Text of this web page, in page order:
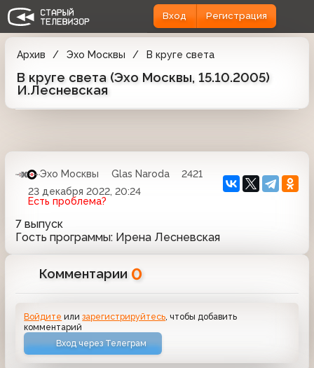
Вход Регистрация
Архив Эхо Москвы В круге света
В круге света (Эхо Москвы, 15.10.2005)
И.Лесневская
Эхо Москвы Glas Naroda
2421
23 декабря 2022, 20:24
Есть проблема?
7 выпуск
Гость программы: Ирена Лесневская
Комментарии 0
Войдите илизарегистрируйтесь , чтобы добавить
комментарий
Вход через Телеграм